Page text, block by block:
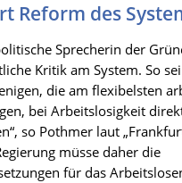
Reform des
Sprecherin der
Kritik am System. So sei
die am flexibelsten
bei Arbeitslosigkeit
so Pothmer laut
müsse daher die
für das